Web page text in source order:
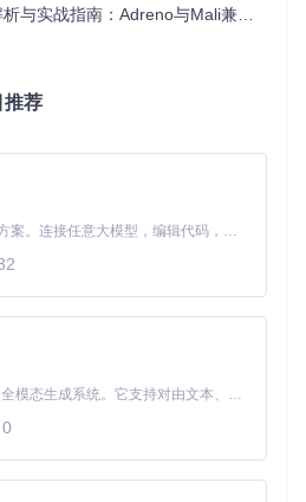
29 fps
+4
监控模块（mobox --debug 命令
Mali设备仅为51%。这是因为Adre
"dxvk-queue"耗时平均比Mali低42
战指南：Adreno与Mali兼容性深度对比
推荐
Claude Code 的开源替代方案。连接任意大模型，编辑代码，运行命令，自动验证 — 全自动执行。用 Rust 构建，极致性能。 ｜ An open-source alternative to Claude Code. Connect any LLM, edit code, run commands, and verify changes — autonomously. Built in Rust for speed. Get Started
MiniMax H3 是一个通用的全模态生成系统。它支持对由文本、图像、视频和音频组成的多模态上下文进行统一理解，并能生成分辨率高达 2K、时长可达 15 秒的带原生立体声音频的视频。得益于面向任务泛化的系统设计，H3 在预训练阶段就已具备广泛的多模态上下文理解与生成能力，能够出色地执行复杂的多模态指令。
0